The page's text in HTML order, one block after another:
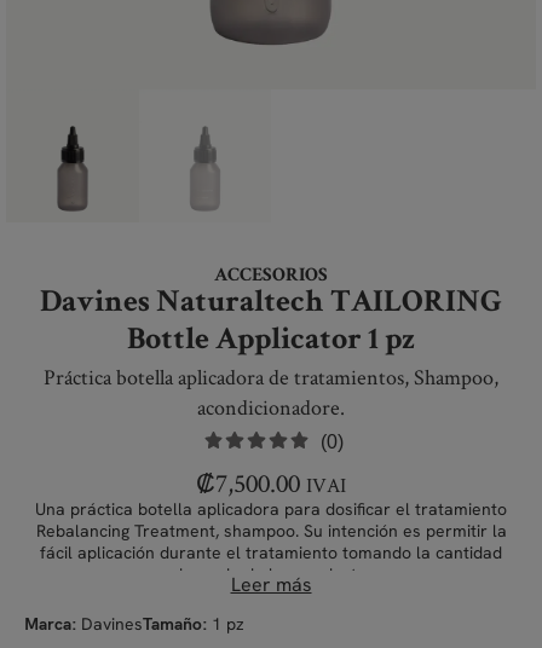
ACCESORIOS
Davines Naturaltech TAILORING
Bottle Applicator 1 pz
Práctica botella aplicadora de tratamientos, Shampoo,
acondicionadore.
(0)
₡7,500.00 IVAI
Una práctica botella aplicadora para dosificar el tratamiento
Rebalancing Treatment, shampoo. Su intención es permitir la
fácil aplicación durante el tratamiento tomando la cantidad
adecuada de los productos.
Leer más
Marca: DavinesTamaño: 1 pz